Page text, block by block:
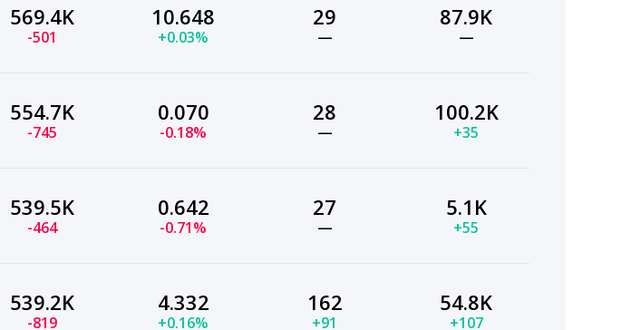
569.4K
-501
10.648
+0.03%
29
—
87.9K
—
554.7K
-745
0.070
-0.18%
28
—
100.2K
+35
539.5K
-464
0.642
-0.71%
27
—
5.1K
+55
539.2K
-819
4.332
+0.16%
162
+91
54.8K
+107